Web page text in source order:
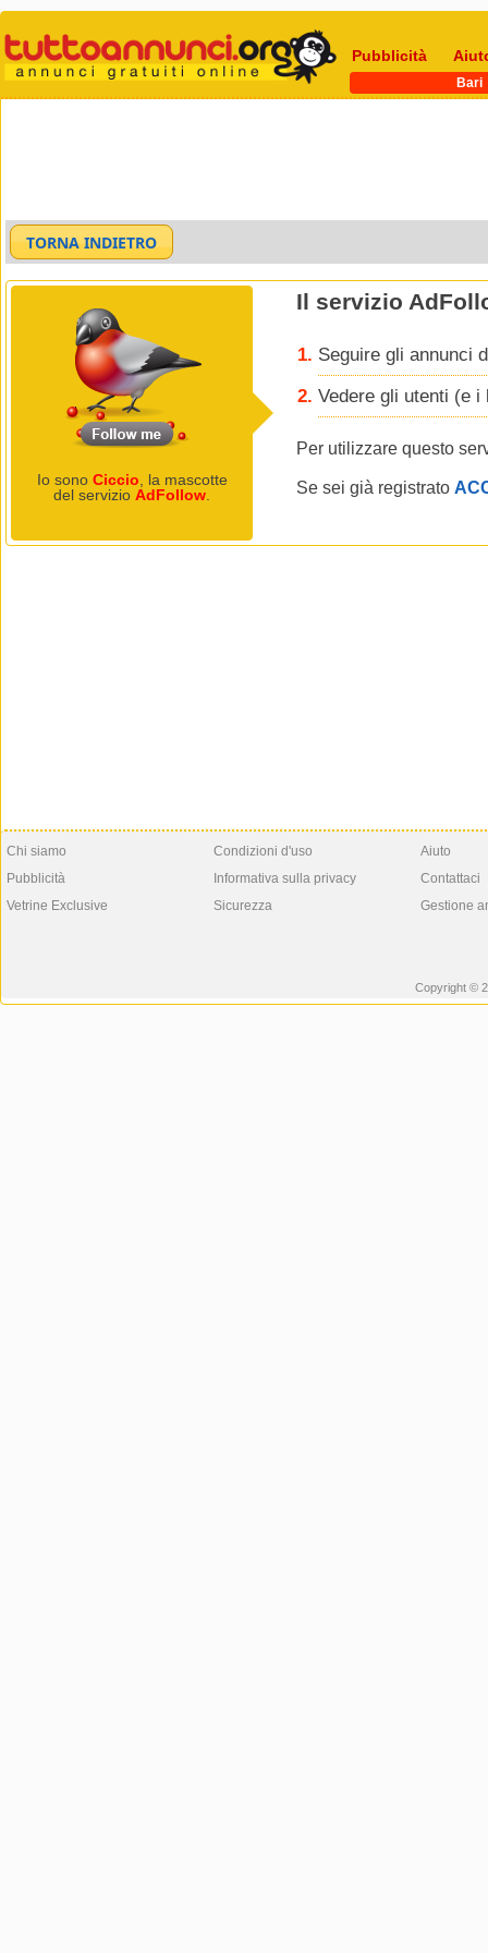
Pubblicità
Bari
Io sono Ciccio , la mascotte
del servizio AdFollow
Il servizio
Seguire gli annunci
Vedere gli utenti (e i
Per utilizzare questo
Se sei già registrato
Chi siamo
Pubblicità
Vetrine Exclusive
Condizioni d'uso
Informativa sulla privacy
Sicurezza
Aiuto
Contattaci
Gestione
Copyright ©